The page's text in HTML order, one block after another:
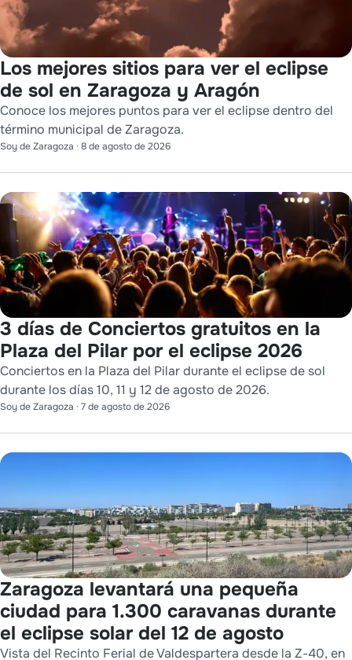
Los mejores sitios para ver el eclipse
de sol en Zaragoza y Aragón
Conoce los mejores puntos para ver el eclipse dentro del
término municipal de Zaragoza.
Soy de Zaragoza · 8 de agosto de 2026
3 días de Conciertos gratuitos en la
Plaza del Pilar por el eclipse 2026
Conciertos en la Plaza del Pilar durante el eclipse de sol
durante los días 10, 11 y 12 de agosto de 2026.
Soy de Zaragoza · 7 de agosto de 2026
Zaragoza levantará una pequeña
ciudad para 1.300 caravanas durante
el eclipse solar del 12 de agosto
Vista del Recinto Ferial de Valdespartera desde la Z-40, en